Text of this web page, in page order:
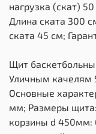
нагрузка (скат)
Длина ската 300
ската 45 см;
Щит
Уличным качелям
Основные
мм; Размеры
корзины d 450мм: